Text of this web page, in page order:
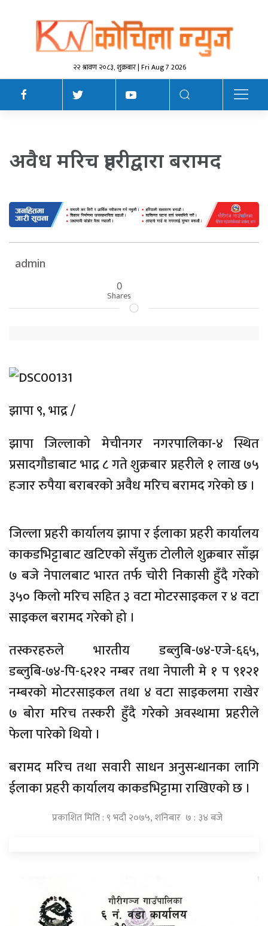
२२ श्रावण २०८३, शुक्रबार | Fri Aug 7 2026
अवैध मरिच प्रहरीद्वारा बरामद
admin
0
Shares
झापा ९, भाद्र /
झापा जिल्लाको मेचीनगर नगरपालिका-४ स्थित
प्रसादगौडाबाट भाद्र ८ गते शुक्रबार प्रहरीले १ लाख ७५
हजार रुपैया बराबरको अवैध मरिच बरामद गरेको छ ।
जिल्ला प्रहरी कार्यालय झापा र ईलाका प्रहरी कार्यालय
काकडभिट्टाबाट खटिएको सँयुक्त टोलीले शुक्रबार साँझ
७ बजे नेपालबाट भारत तर्फ चोरी निकासी हुँदै गरेको
३५० किलो मरिच सहित ३ वटा मोटरसाइकल र ४ वटा
साइकल बरामद गरेको हो ।
तस्करहरुले भारतीय डब्लुबि-७४-एजे-६६५,
डब्लुबि-७४-पि-६२१२ नम्बर तथा नेपाली मे १ प ९१२१
नम्बरको मोटरसाइकल तथा ४ वटा साइकलमा राखेर
७ बोरा मरिच तस्करी हुँदै गरेको अवस्थामा प्रहरीले
फेला पारेको थियो ।
बरामद मरिच तथा सवारी साधन अनुसन्धानका लागि
ईलाका प्रहरी कार्यालय काकडभिट्टामा राखिएको छ ।
प्रकाशित मिति : ९ भदौ २०७५, शनिबार ७ : ३४ बजे